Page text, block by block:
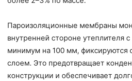
Пароизоляционные мембраны
внутренней стороне утеплителя
минимум на 100 мм, фиксируются
слоем. Это предотвращает
конструкции и обеспечивает